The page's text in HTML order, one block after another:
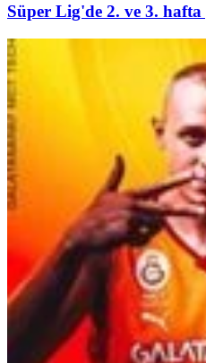
Süper Lig'de 2. ve 3. hafta